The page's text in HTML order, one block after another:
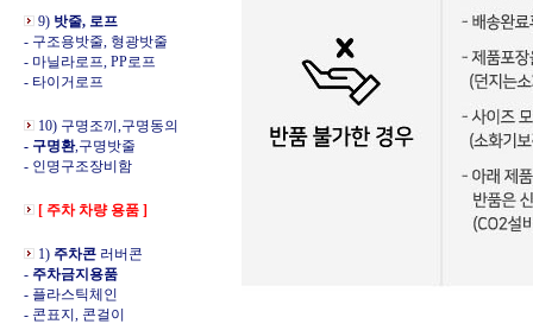
9) 밧줄, 로프
- 구조용밧줄, 형광밧줄
- 마닐라로프, PP로프
- 타이거로프
10) 구명조끼,구명동의
- 구명환,구명밧줄
- 인명구조장비함
[ 주차 차량 용품 ]
1) 주차콘 러버콘
- 주차금지용품
- 플라스틱체인
- 콘표지, 콘걸이